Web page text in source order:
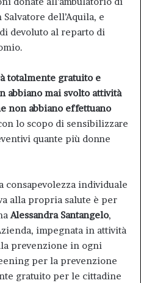
dell’Aquila, e
devoluto al reparto di
totalmente gratuito e
abbiano mai svolto attività
non abbiano effettuano
lo scopo di sensibilizzare
quante più donne
consapevolezza individuale
alla propria salute è per
Alessandra Santangelo,
impegnata in attività
prevenzione in ogni
per la prevenzione
gratuito per le cittadine